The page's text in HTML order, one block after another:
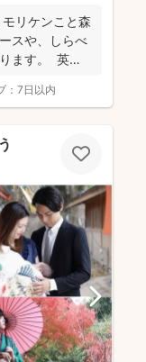
リケンこと森
スや、しらべ
。 英語
： 7日以内